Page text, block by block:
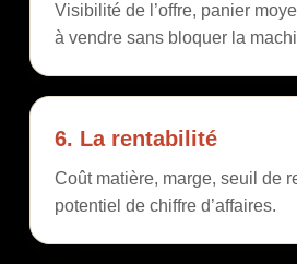
Visibilité de l’offre, panier
à vendre sans bloquer la
6. La rentabilité
Coût matière, marge, seuil de
potentiel de chiffre d’affaires.